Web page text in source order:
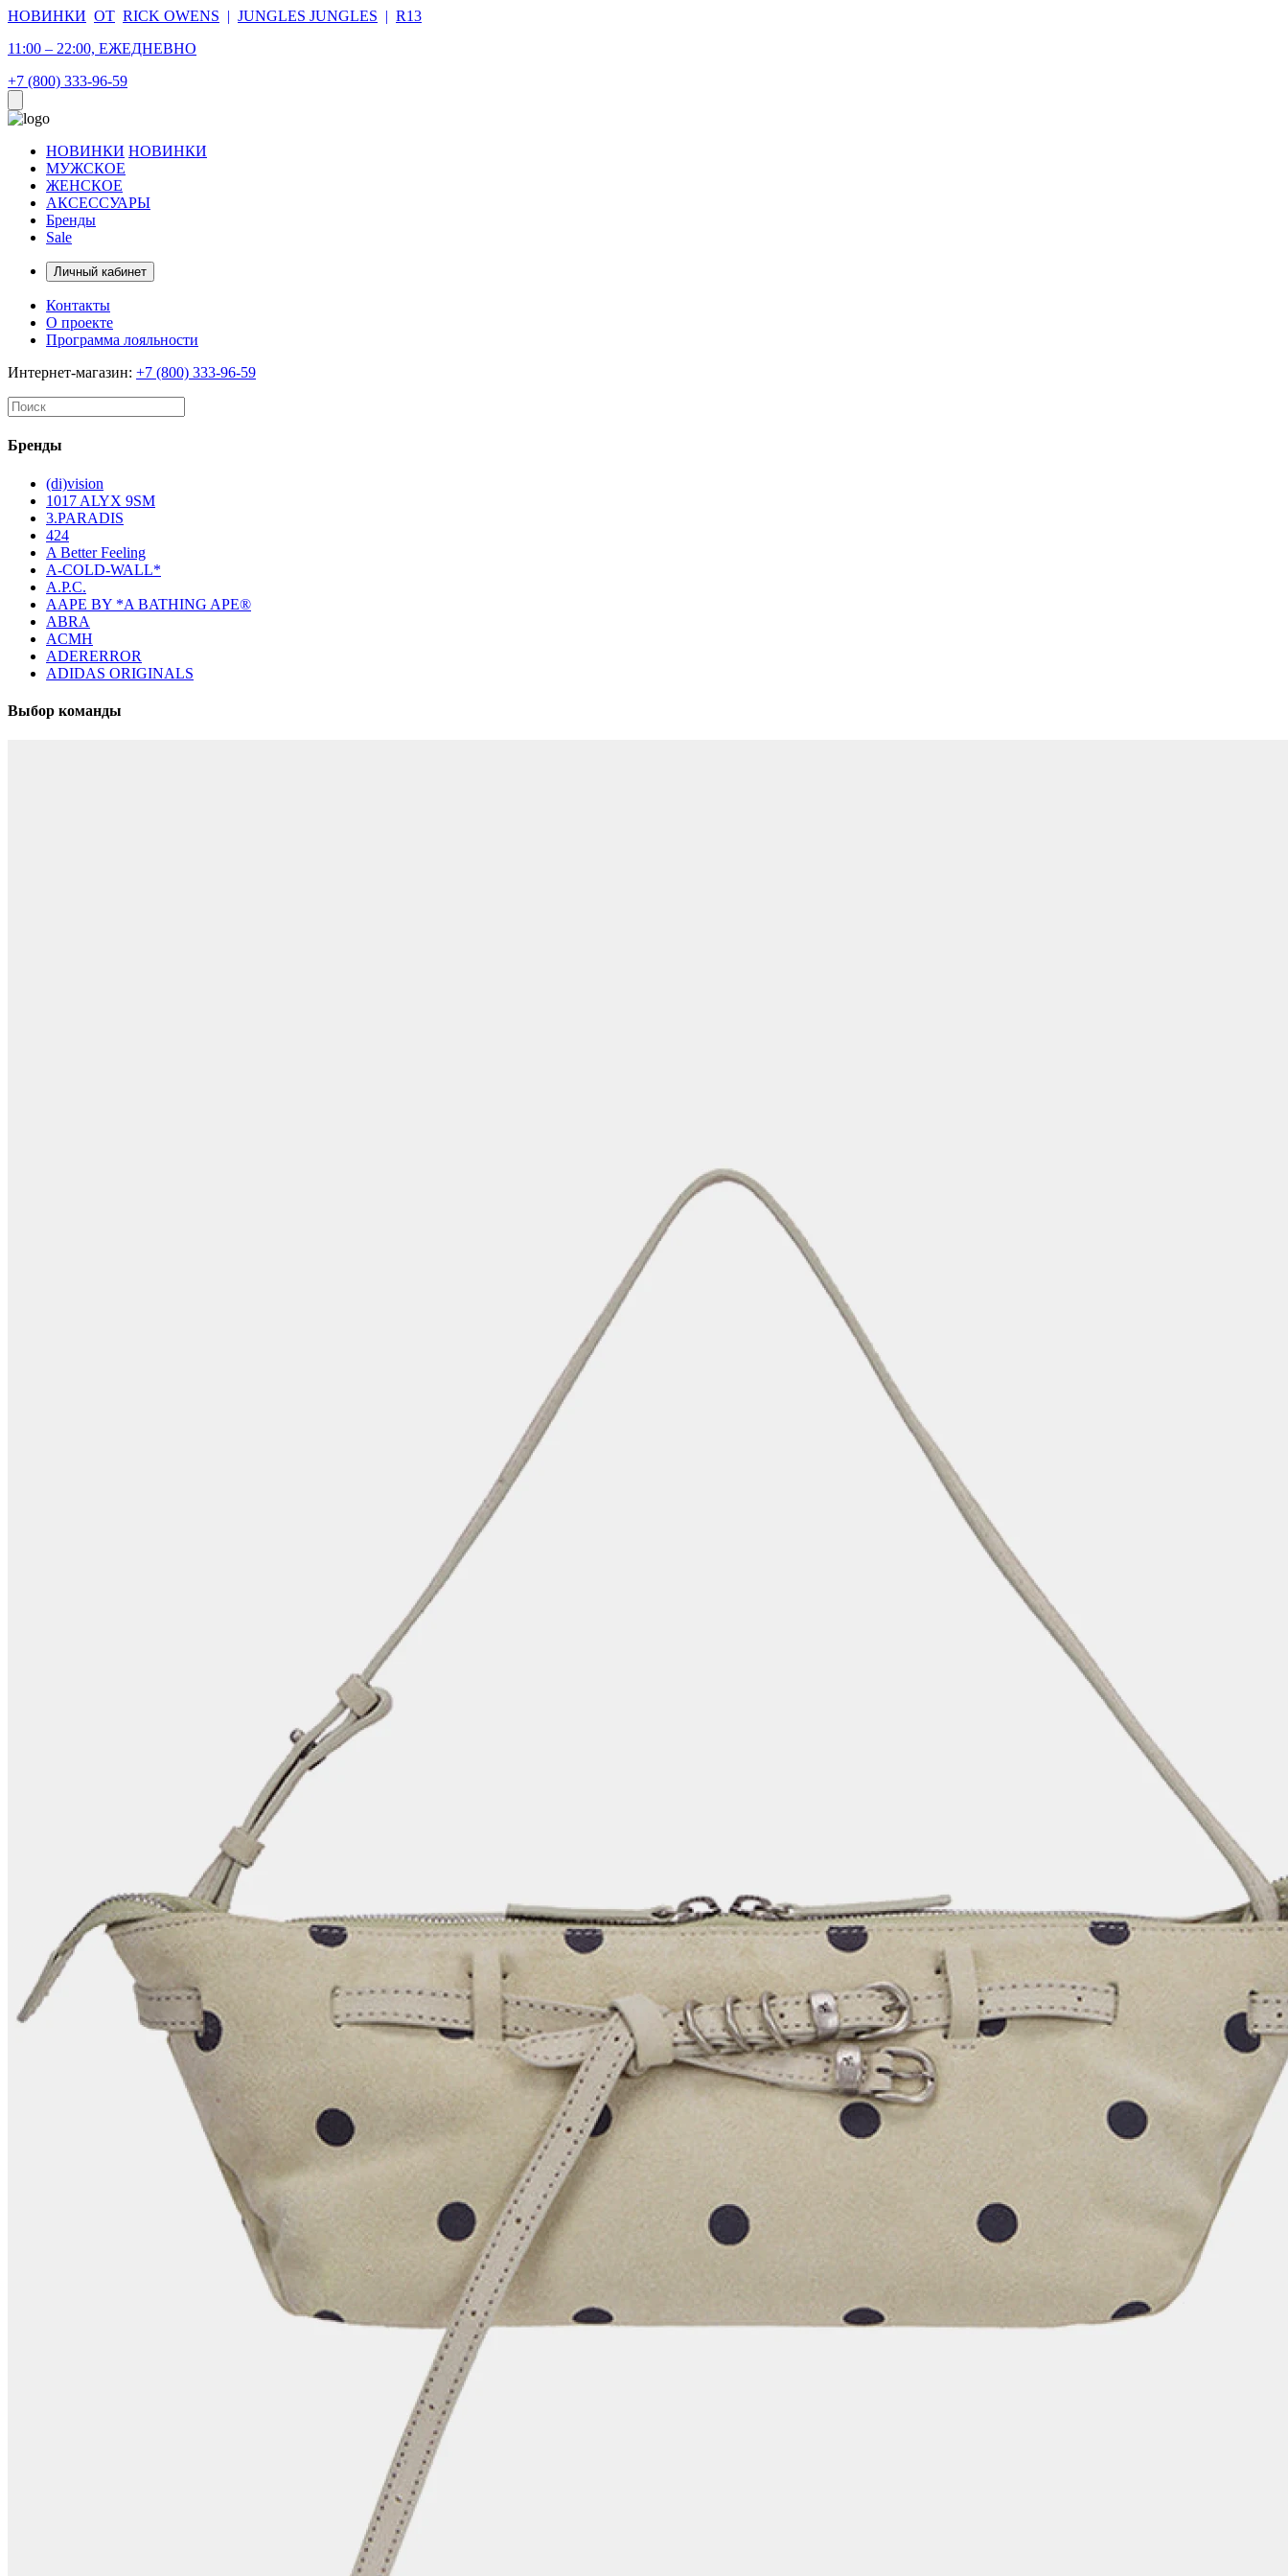
НОВИНКИ ОТ RICK OWENS | JUNGLES JUNGLES | R13
11:00 – 22:00, ЕЖЕДНЕВНО
+7 (800) 333-96-59
НОВИНКИ НОВИНКИ
МУЖСКОЕ
ЖЕНСКОЕ
АКСЕССУАРЫ
Бренды
Sale
Личный кабинет
Контакты
О проекте
Программа лояльности
Интернет-магазин: +7 (800) 333-96-59
Бренды
(di)vision
1017 ALYX 9SM
3.PARADIS
424
A Better Feeling
A-COLD-WALL*
A.P.C.
AAPE BY *A BATHING APE®
ABRA
ACMH
ADERERROR
ADIDAS ORIGINALS
Выбор команды